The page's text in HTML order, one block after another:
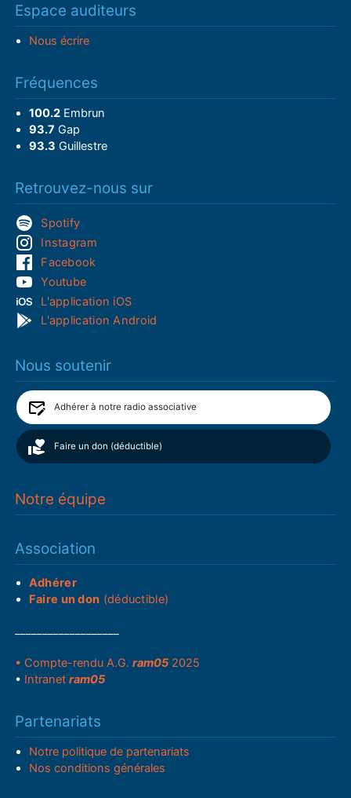
Espace auditeurs
Nous écrire
Fréquences
100.2Embrun
93.7 Gap
93.3 Guillestre
Retrouvez-nous sur
Spotify
Instagram
Facebook
Youtube
L'application iOS
L'application Android
Nous soutenir
Adhérer à notre radio associative
Faire un don (déductible)
Notre équipe
Association
Adhérer
Faire un don (déductible)
• Compte-rendu A.G.ram05 2025
• Intranetram05
Partenariats
Notre politique de partenariats
Nos conditions générales